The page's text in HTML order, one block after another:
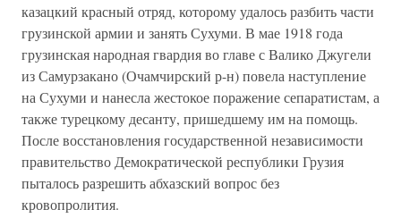
казацкий красный отряд, которому удалось разбить части
грузинской армии и занять Сухуми. В мае 1918 года
грузинская народная гвардия во главе с Валико Джугели
из Самурзакано (Очамчирский р-н) повела наступление
на Сухуми и нанесла жестокое поражение сепаратистам, а
также турецкому десанту, пришедшему им на помощь.
После восстановления государственной независимости
правительство Демократической республики Грузия
пыталось разрешить абхазский вопрос без
кровопролития.